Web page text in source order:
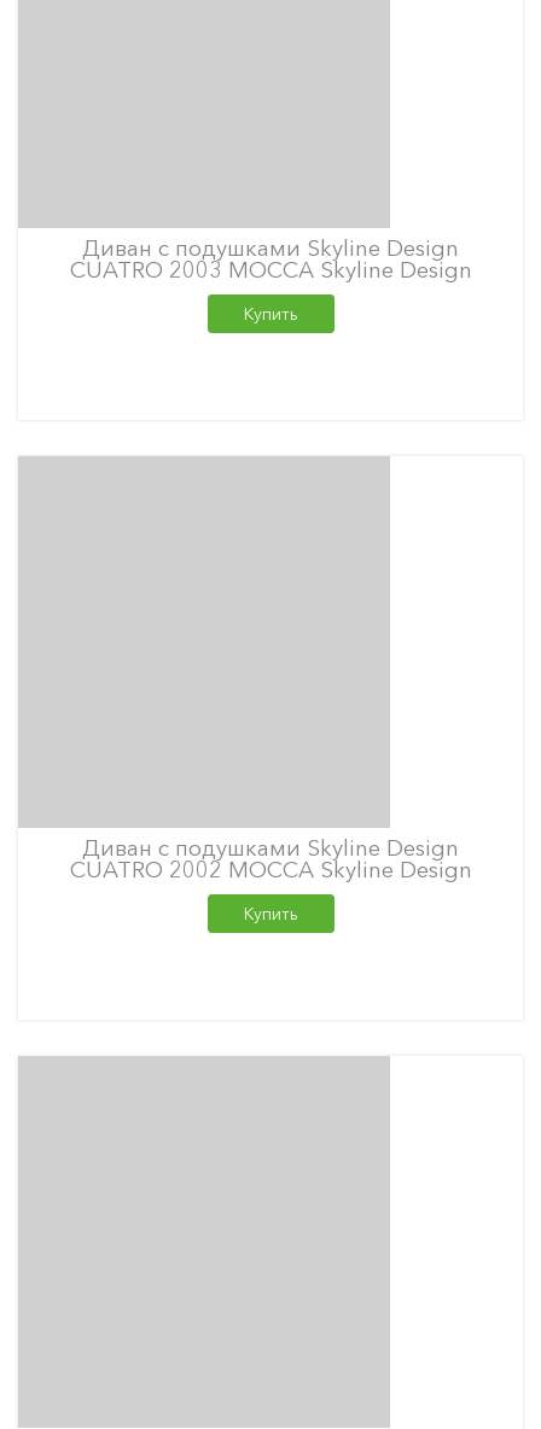
Диван с подушками Skyline Design
CUATRO 2003 MOCCA Skyline Design
Купить
Диван с подушками Skyline Design
CUATRO 2002 MOCCA Skyline Design
Купить